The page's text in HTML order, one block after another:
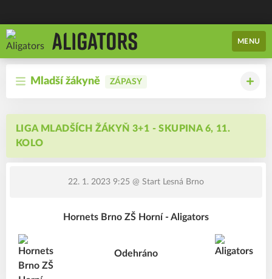
MENU
Mladší žákyně ZÁPASY
LIGA MLADŠÍCH ŽÁKYŇ 3+1 - SKUPINA 6, 11.
KOLO
22. 1. 2023 9:25 @ Start Lesná Brno
Hornets Brno ZŠ Horní - Aligators
Odehráno